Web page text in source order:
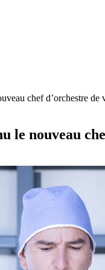
chef d’orchestre de
le nouveau